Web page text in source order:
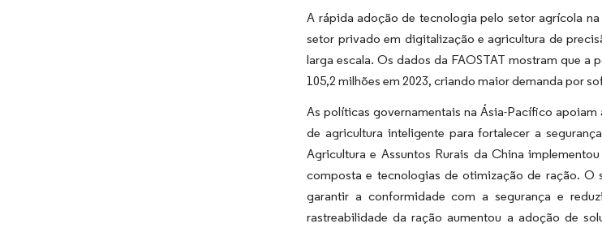
A rápida adoção de tecnologia pelo setor agrícola
setor privado em digitalização e agricultura de
larga escala. Os dados da FAOSTAT mostram que a
105,2 milhões em 2023, criando maior demanda por
As políticas governamentais na Ásia-Pacífico
de agricultura inteligente para fortalecer a
Agricultura e Assuntos Rurais da China
composta e tecnologias de otimização de ração.
garantir a conformidade com a segurança e
rastreabilidade da ração aumentou a adoção de